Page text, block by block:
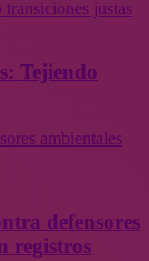
justas
Tejiendo
ambientales
defensores
registros